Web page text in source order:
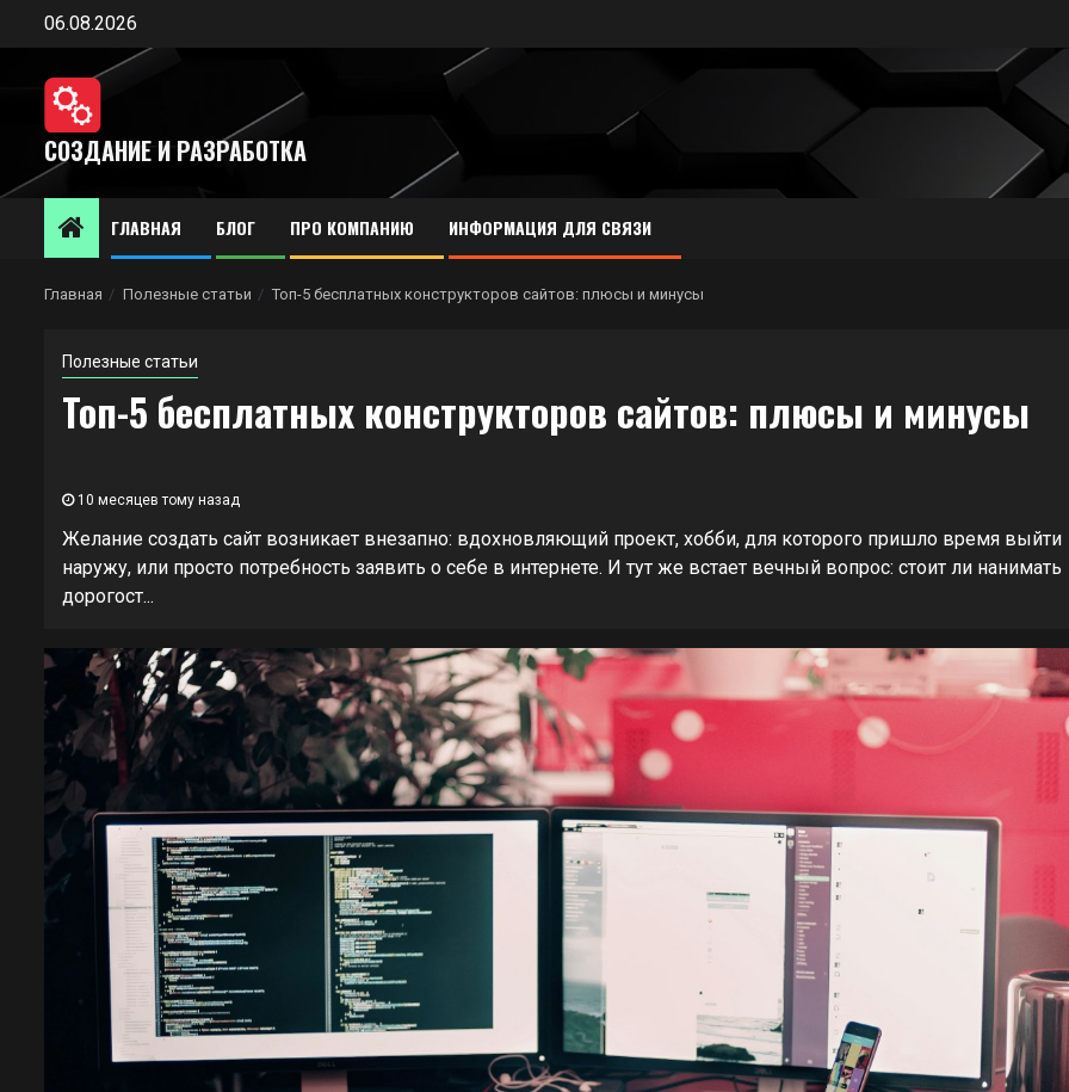
Перейти
содержимому
06.08.2026
СОЗДАНИЕ И РАЗРАБОТКА
ГЛАВНАЯ БЛОГ ПРО КОМПАНИЮ ИНФОРМАЦИЯ ДЛЯ СВЯЗИ
Главная Полезные статьи Топ-5 бесплатных конструкторов сайтов: плюсы и минусы
Полезные статьи
Топ-5 бесплатных конструкторов сайтов: плюсы и минусы
10 месяцев тому назад
Желание создать сайт возникает внезапно: вдохновляющий проект, хобби, для которого пришло время выйти
наружу, или просто потребность заявить о себе в интернете. И тут же встает вечный вопрос: стоит ли нанимать
дорогост...